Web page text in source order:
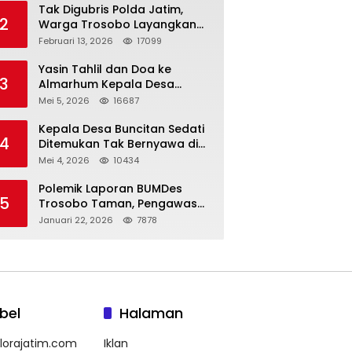
2
Tak Digubris Polda Jatim,
Warga Trosobo Layangkan
Dumas Dugaan Korupsi
Kapolri
Februari 13, 2026 17099
3
Yasin Tahlil dan Doa ke
Almarhum Kepala Desa
Buncitan Digelar Dua Lokasi
Mei 5, 2026 16687
4
Kepala Desa Buncitan Sedati
Ditemukan Tak Bernyawa di
Ruang Kerja, Dugaan Bunuh
Mei 4, 2026 10434
5
Polemik Laporan BUMDes
Trosobo Taman, Pengawas
Walk Out dan Sebut
Januari 22, 2026 7878
Halaman
Iklan